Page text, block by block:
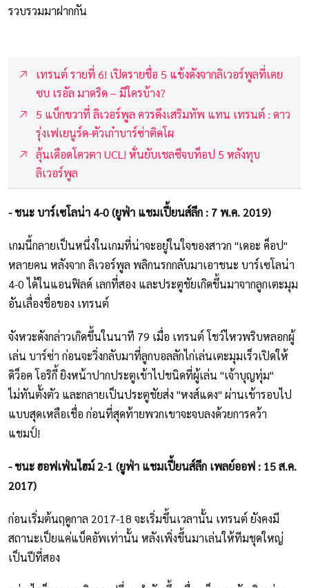
รวบรวมมาฝากกัน
เทรนต์ รายที่ 6! เปิดรายชื่อ 5 แข้งดังจากลิเวอร์พูลที่เคย
ซบ เรอัล มาดริด – มีใครบ้าง?
5 แบ็กขวาที่ ลิเวอร์พูล ควรดึงเสริมทัพ แทน เทรนต์ : ดาว
รุ่งเฟเยนูร์ด-ตัวเก๋าบาร์ซ่าติดโผ
ลุ้นเดือดโควตา UCL! หั่นยับเชลซีจบท็อป 5 หลังทุบ
ลิเวอร์พูล
- ชนะ บาร์เซโลน่า 4-0 (ยูฟ่า แชมเปี้ยนส์ลีก : 7 พ.ค. 2019)
เกมนี้กลายเป็นหนึ่งในเกมที่น่าจะอยู่ในใจของสาวก "เดอะ ค็อป"
หลายคน หลังจาก ลิเวอร์พูล พลิกนรกกลับมาเอาชนะ บาร์เซโลน่า
4-0 ได้ในแอนฟิลด์ เลกที่สอง และประตูชัยเกิดขึ้นมาจากลูกเตะมุม
อันเลื่องชื่อของ เทรนต์
จังหวะดังกล่าวเกิดขึ้นในนาที 79 เมื่อ เทรนต์ โชว์ไหวพริบหลอกผู้
เล่น บาร์ซ่า ก่อนจะวิ่งกลับมาที่ลูกบอลลักไก่เล่นเตะมุมเร็วเปิดให้
ดิว็อค โอริกี้ ยิงหน้าปากประตูเข้าไปชนิดที่ผู้เล่น "เจ้าบุญทุ่ม"
ไม่ทันตั้งตัว และกลายเป็นประตูชัยส่ง "หงส์แดง" ผ่านเข้ารอบไป
แบบสุดเหลือเชื่อ ก่อนที่สุดท้ายพวกเขาจะจบลงด้วยการคว้า
แชมป์!
- ชนะ ฮอฟเฟ่นไฮม์ 2-1 (ยูฟ่า แชมเปี้ยนส์ลีก เพลย์ออฟ : 15 ส.ค.
2017)
ก่อนเริ่มต้นฤดูกาล 2017-18 จะเริ่มขึ้นเวลานั้น เทรนต์ ยังคงมี
สถานะเป็ยแค่แบ็คอัพเท่านั้น หลังเพิ่งขึ้นมาเล่นให้ทีมชุดใหญ่
เป็นปีที่สอง